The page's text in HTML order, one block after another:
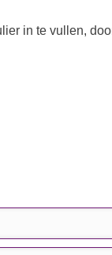
in te vullen,